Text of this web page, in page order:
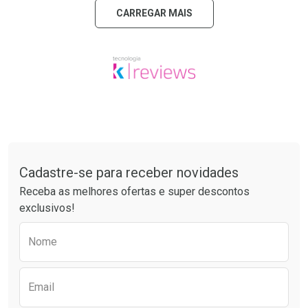
CARREGAR MAIS
Cadastre-se para receber novidades
Receba as melhores ofertas e super descontos
exclusivos!
Nome
Email